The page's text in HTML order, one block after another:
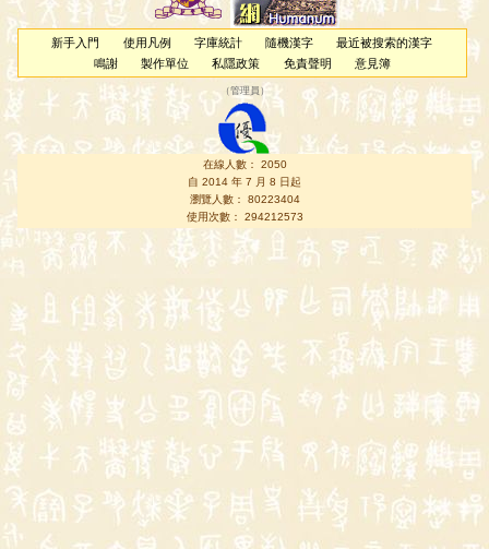
新手入門 使用凡例 字庫統計 隨機漢字
最近被搜索的漢字
鳴謝
製作單位 私隱政策 免責聲明 意見簿
（管理員 ）
在線人數： 2050
自 2014 年 7 月 8 日起
瀏覽人數： 80223404
使用次數： 294212573